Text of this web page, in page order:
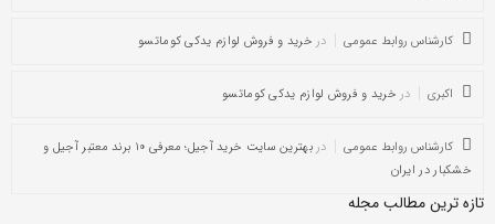
کارشناس روابط عمومی در خرید و فروش لوازم یدکی کوماتسو
اکبری در خرید و فروش لوازم یدکی کوماتسو
کارشناس روابط عمومی در
بهترین سایت خرید آجیل؛ معرفی ۱۰ برند معتبر آجیل و
خشکبار در ایران
تازه ترین مطالب مجله